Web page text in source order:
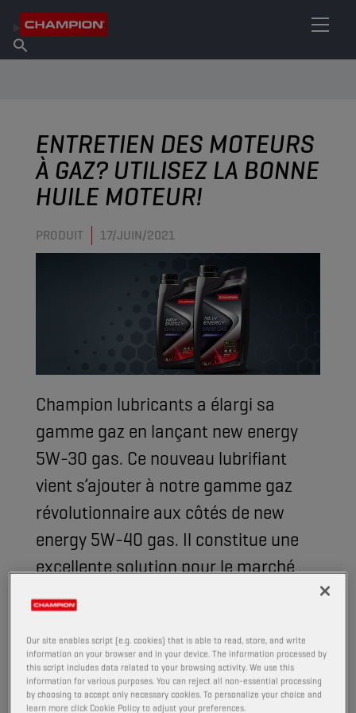
À propos de Champion
Trouver un point de vente
ENTRETIEN DES MOTEURS
À GAZ? UTILISEZ LA BONNE
HUILE MOTEUR!
PRODUIT 17/JUIN/2021
Champion lubricants a élargi sa
gamme gaz en lançant new energy
5W-30 gas. Ce nouveau lubrifiant
vient s’ajouter à notre gamme gaz
révolutionnaire aux côtés de new
energy 5W-40 gas. Il constitue une
excellente solution pour le marché
des véhicules à carburant alternatif!
Saviez-vous que les véhicules au gaz
représentent3,2 % des voitures de tourisme et 1,5 %
des véhicules utilitaires légersen Europe ? Ces
véhicules utilisent leGPLet leGNCpour réduire les
Our site enables script (e.g. cookies) that is able to read, store, and write
information on your browser and in your device. The information processed by
this script includes data related to your browsing activity. We use this
information for various purposes. You can reject all non-essential processing
by choosing to accept only necessary cookies. To personalize your choice and
learn more click Cookie Policy to adjust your preferences.